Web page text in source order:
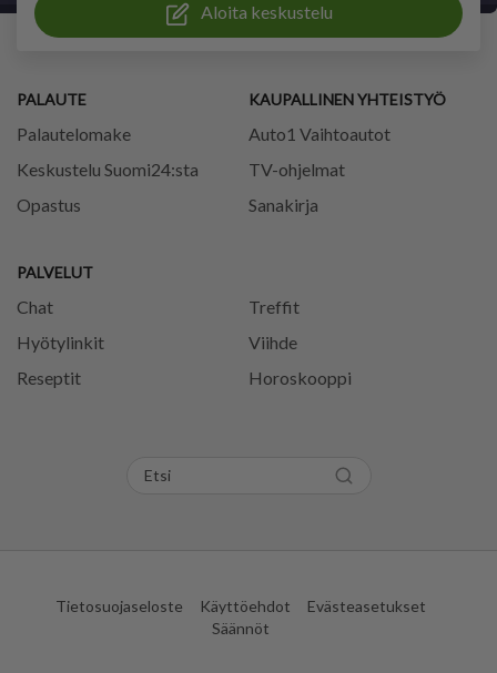
Aloita keskustelu
PALAUTE
Palautelomake
Keskustelu Suomi24:sta
Opastus
PALVELUT
Chat
Treffit
Hyötylinkit
Viihde
Reseptit
Horoskooppi
KAUPALLINEN YHTEISTYÖ
Auto1 Vaihtoautot
TV-ohjelmat
Sanakirja
Tietosuojaseloste Käyttöehdot
Evästeasetukset
Säännöt